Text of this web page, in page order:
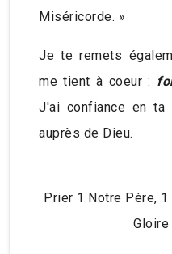
Miséricorde. »
Je te remets
me tient à coeur :
J'ai confiance en ta
auprès de Dieu.
Prier 1 Notre Père,
Gloire